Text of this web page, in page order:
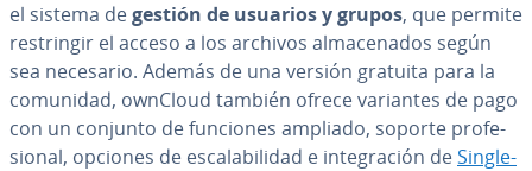
el sistema degestión de usuarios y grupos, que permite
re­s­tri­n­gir el acceso a los archivos al­ma­ce­na­dos según
sea necesario. Además de una versión gratuita para la
comunidad, ownCloud también ofrece variantes de pago
con un conjunto de funciones ampliado, soporte pro­fe­
sio­nal, opciones de es­ca­la­bi­li­dad e in­te­gra­ción deSingle-